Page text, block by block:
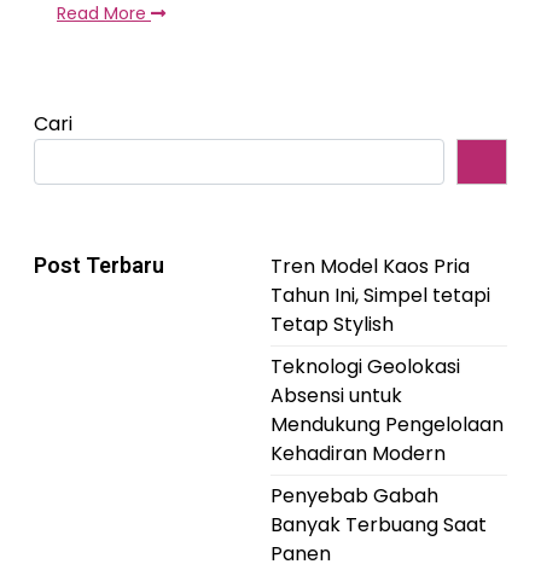
Read More
Cari
Post Terbaru
Tren Model Kaos Pria
Tahun Ini, Simpel tetapi
Tetap Stylish
Teknologi Geolokasi
Absensi untuk
Mendukung Pengelolaan
Kehadiran Modern
Penyebab Gabah
Banyak Terbuang Saat
Panen